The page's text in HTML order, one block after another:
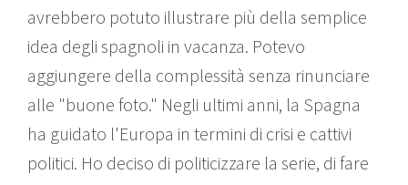
avrebbero potuto illustrare più della semplice
idea degli spagnoli in vacanza. Potevo
aggiungere della complessità senza rinunciare
alle "buone foto." Negli ultimi anni, la Spagna
ha guidato l'Europa in termini di crisi e cattivi
politici. Ho deciso di politicizzare la serie, di fare